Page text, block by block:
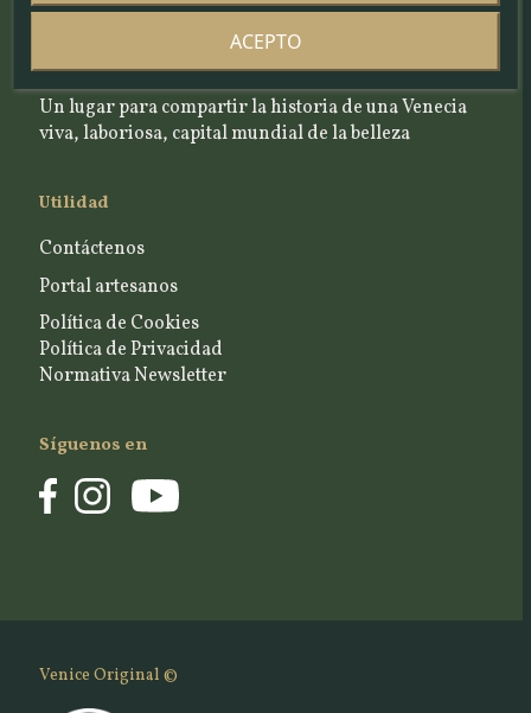
Un lugar para compartir la historia de una Venecia
viva, laboriosa, capital mundial de la belleza
Utilidad
Contáctenos
Portal artesanos
Política de Cookies
Política de Privacidad
Normativa Newsletter
Síguenos en
Venice Original ©
ACEPTO